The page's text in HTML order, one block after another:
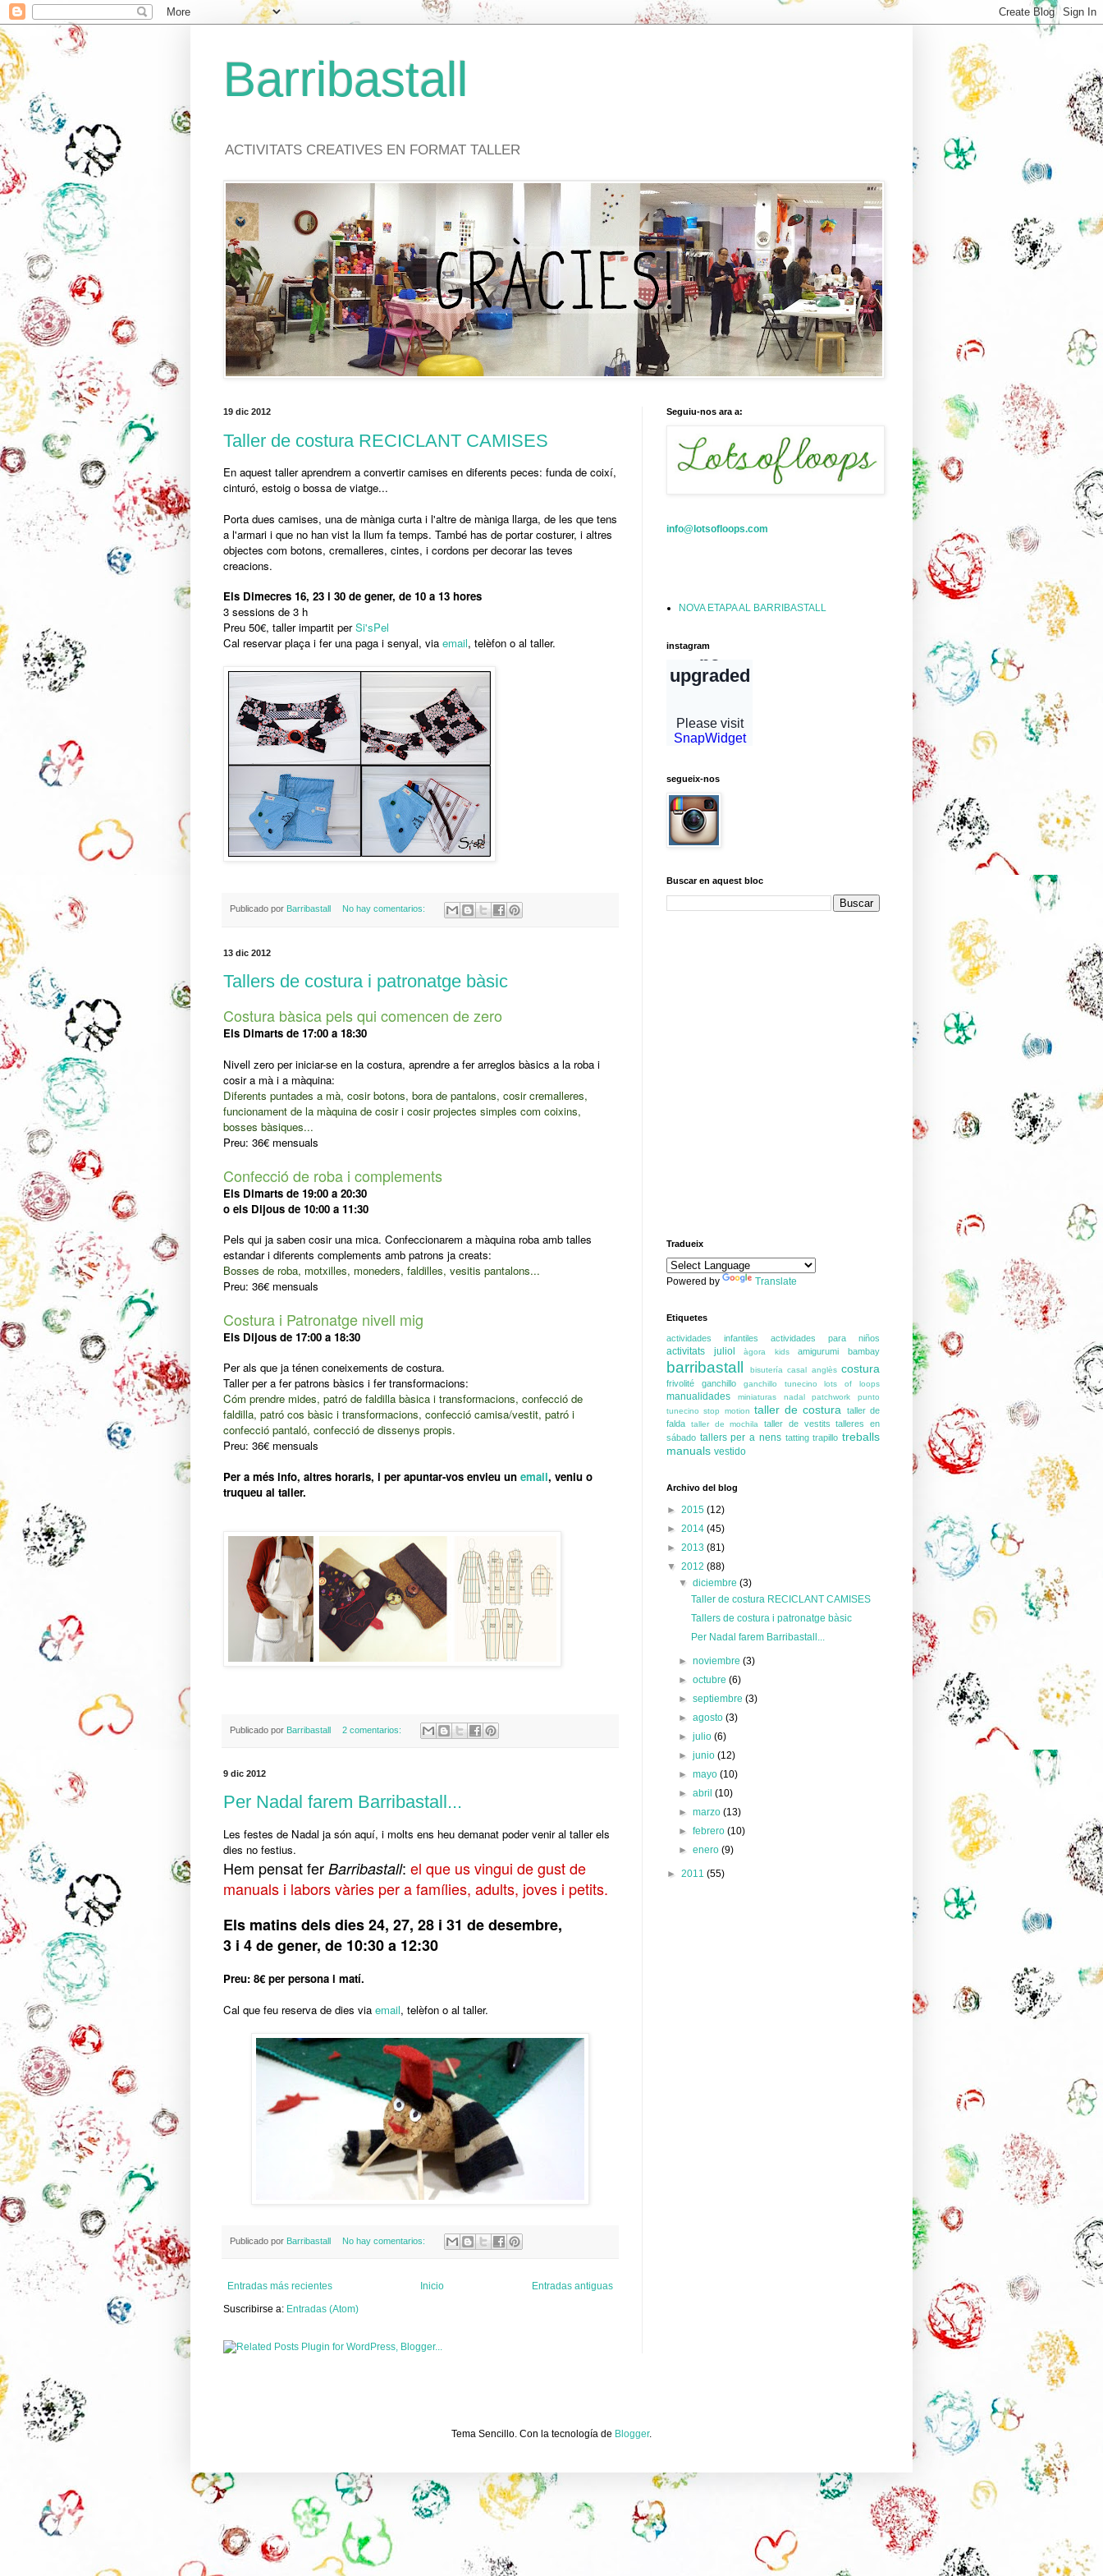
Barribastall
ACTIVITATS CREATIVES EN FORMAT TALLER
19 dic 2012
Taller de costura RECICLANT CAMISES
En aquest taller aprendrem a convertir camises en diferents peces: funda de coixí,
cinturó, estoig o bossa de viatge...
Porta dues camises, una de màniga curta i l'altre de màniga llarga, de les que tens
a l'armari i que no han vist la llum fa temps. També has de portar costurer, i altres
objectes com botons, cremalleres, cintes, i cordons per decorar las teves
creacions.
Els Dimecres 16, 23 i 30 de gener, de 10 a 13 hores
3 sessions de 3 h
Preu 50€, taller impartit perSi'sPel
Cal reservar plaça i fer una paga i senyal, via email, telèfon o al taller.
Publicado por Barribastall No hay comentarios:
13 dic 2012
Tallers de costura i patronatge bàsic
Costura bàsica pels qui comencen de zero
Els Dimarts de 17:00 a 18:30
Nivell zero per iniciar-se en la costura, aprendre a fer arreglos bàsics a la roba i
cosir a mà i a màquina:
Diferents puntades a mà, cosir botons, bora de pantalons, cosir cremalleres,
funcionament de la màquina de cosir i cosir projectes simples com coixins,
bosses bàsiques...
Preu: 36€ mensuals
Confecció de roba i complements
Els Dimarts de 19:00 a 20:30
o els Dijous de 10:00 a 11:30
Pels qui ja saben cosir una mica. Confeccionarem a màquina roba amb talles
estandar i diferents complements amb patrons ja creats:
Bosses de roba, motxilles, moneders, faldilles, vesitis pantalons...
Preu: 36€ mensuals
Costura i Patronatge nivell mig
Els Dijous de 17:00 a 18:30
Per als que ja ténen coneixements de costura.
Taller per a fer patrons bàsics i fer transformacions:
Cóm prendre mides, patró de faldilla bàsica i transformacions, confecció de
faldilla, patró cos bàsic i transformacions, confecció camisa/vestit, patró i
confecció pantaló, confecció de dissenys propis.
Preu: 36€ mensuals
Per a més info, altres horaris, i per apuntar-vos envieu un email, veniu o
truqueu al taller.
Publicado por Barribastall 2 comentarios:
9 dic 2012
Per Nadal farem Barribastall...
Les festes de Nadal ja són aquí, i molts ens heu demanat poder venir al taller els
dies no festius.
Hem pensat fer Barribastall: el que us vingui de gust de
manuals i labors vàries per a famílies, adults, joves i petits.
Els matins dels dies 24, 27, 28 i 31 de desembre,
3 i 4 de gener, de 10:30 a 12:30
Preu: 8€ per persona i matí.
Cal que feu reserva de dies via email, telèfon o al taller.
Publicado por Barribastall No hay comentarios:
Entradas más recientes Entradas antiguas
Inicio
Suscribirse a: Entradas (Atom)
Seguiu-nos ara a:
info@lotsofloops.com
NOVA ETAPA AL BARRIBASTALL
instagram
segueix-nos
Buscar en aquest bloc
Tradueix
Powered by Translate
Etiquetes
actividades infantiles actividades para niños
activitats juliol àgora kids amigurumi bambay
barribastall bisutería casal anglès costura
frivolité ganchillo ganchillo tunecino lots of loops
manualidades miniaturas nadal patchwork
punto
tunecino stop motion taller de costura taller de
falda
taller de mochila taller de vestits
talleres en
sábado tallers per a nens tatting trapillo treballs
manuals vestido
Archivo del blog
► 2015 (12)
► 2014 (45)
► 2013 (81)
▼ 2012 (88)
▼diciembre(3)
Taller de costura RECICLANT CAMISES
Tallers de costura i patronatge bàsic
Per Nadal farem Barribastall...
►noviembre(3)
►octubre(6)
►septiembre(3)
►agosto(3)
►julio(6)
►junio(12)
►mayo(10)
►abril(10)
►marzo(13)
►febrero(10)
►enero(9)
► 2011 (55)
Tema Sencillo. Con la tecnología de Blogger.